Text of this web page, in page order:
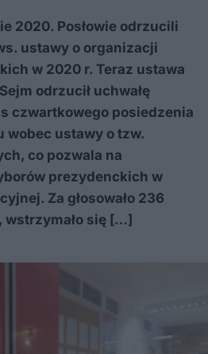
2020. Posłowie odrzucili
ustawy o organizacji
w 2020 r. Teraz ustawa
odrzucił uchwałę
czwartkowego posiedzenia
wobec ustawy o tzw.
co pozwala na
prezydenckich w
Za głosowało 236
wstrzymało się […]